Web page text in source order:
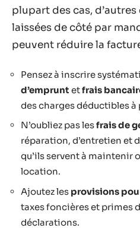
plupart des cas,
laissées de côté par
peuvent réduire la
Pensez à inscrire
d’emprunt etfrais
des charges déductibles à
N’oubliez pas lesfrais de
réparation, d’entretien et
qu’ils servent à maintenir
location.
Ajoutez les provisions
taxes foncières et primes
déclarations.